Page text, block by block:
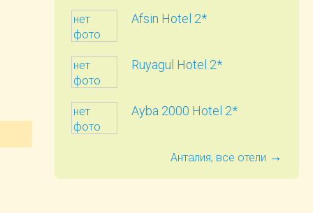
нет
фото
Afsin Hotel 2*
нет
фото
Ruyagul Hotel 2*
нет
фото
Ayba 2000 Hotel 2*
Анталия, все отели →